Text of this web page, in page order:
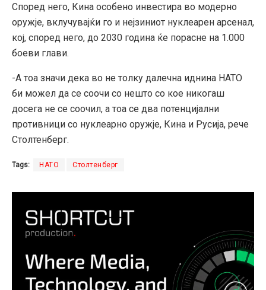
Според него, Кина особено инвестира во модерно
оружје, вклучувајќи го и нејзиниот нуклеарен арсенал,
кој, според него, до 2030 година ќе порасне на 1.000
боеви глави.
-А тоа значи дека во не толку далечна иднина НАТО
би можел да се соочи со нешто со кое никогаш
досега не се соочил, а тоа се два потенцијални
противници со нуклеарно оружје, Кина и Русија, рече
Столтенберг.
Tags: НАТО Столтенберг